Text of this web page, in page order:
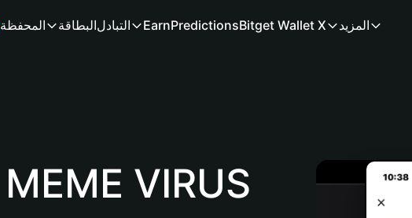
المحفظة البطاقةالتبادل EarnPredictionsBitget Wallet X المزيد
محفظة MEME VIRUS